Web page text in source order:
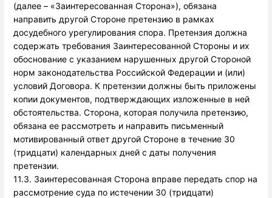
(далее – «Заинтересованная Сторона»), обязана
направить другой Стороне претензию в рамках
досудебного урегулирования спора. Претензия должна
содержать требования Заинтересованной Стороны и их
обоснование с указанием нарушенных другой Стороной
норм законодательства Российской Федерации и (или)
условий Договора. К претензии должны быть приложены
копии документов, подтверждающих изложенные в ней
обстоятельства. Сторона, которая получила претензию,
обязана ее рассмотреть и направить письменный
мотивированный ответ другой Стороне в течение 30
(тридцати) календарных дней с даты получения
претензии.
11.3. Заинтересованная Сторона вправе передать спор на
рассмотрение суда по истечении 30 (тридцати)